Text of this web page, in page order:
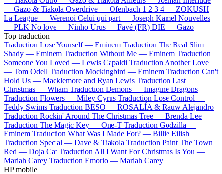
— Gazo & Tiakola Overdrive — Ofenbach 1 2 3 4 — ZOKUSH
La League — Werenoi Celui qui part — Joseph Kamel Nouvelles
— PLK No love — Ninho Urus — Favé (FR) DIE — Gazo
Top traduction
Traduction Lose Yourself — Eminem Traduction The Real Slim
Shady — Eminem Traduction Without Me — Eminem Traduction
Someone You Loved — Lewis Capaldi Traduction Another Love
— Tom Odell Traduction Mockingbird — Eminem Traduction Can't
Hold Us — Macklemore and Ryan Lewis Traduction Last
Christmas — Wham Traduction Demons — Imagine Dragons
Traduction Flowers — Miley Cyrus Traduction Lose Control —
Teddy Swims Traduction BESO — ROSALÍA & Rauw Alejandro
Traduction Rockin' Around The Christmas Tree — Brenda Lee
Traduction The Magic Key — One-T Traduction Godzilla —
Eminem Traduction What Was I Made For? — Billie Eilish
Traduction Special — Dave & Tiakola Traduction Paint The Town
Red — Doja Cat Traduction All I Want For Christmas Is You —
Mariah Carey Traduction Emorio — Mariah Carey
HP mobile